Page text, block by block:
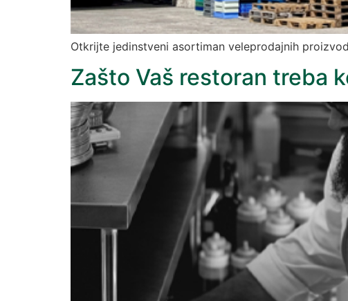
Otkrijte jedinstveni asortiman veleprodajnih
Zašto Vaš restoran treba